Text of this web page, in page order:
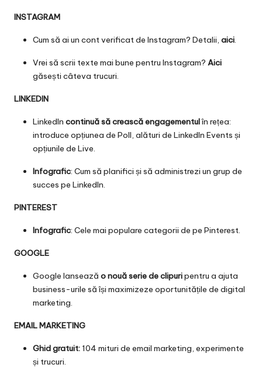
INSTAGRAM
Cum să ai un cont verificat de Instagram? Detalii, aici.
Vrei să scrii texte mai bune pentru Instagram? Aici
găsești câteva trucuri.
LINKEDIN
LinkedIn continuă să crească engagementulîn rețea:
introduce opțiunea de Poll, alături de LinkedIn Events și
opțiunile de Live.
Infografic: Cum să planifici și să administrezi un grup de
succes pe LinkedIn.
PINTEREST
Infografic: Cele mai populare categorii de pe Pinterest.
GOOGLE
Google lansează o nouă serie de clipuripentru a ajuta
business-urile să își maximizeze oportunitățile de digital
marketing.
EMAIL MARKETING
Ghid gratuit: 104 mituri de email marketing, experimente
și trucuri.